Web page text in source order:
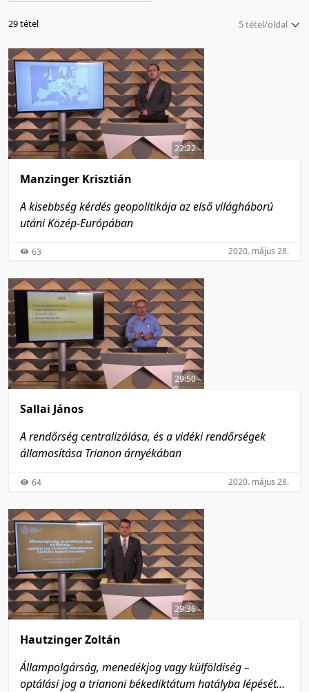
29 tétel
5 tétel/oldal
22:22
Manzinger Krisztián
A kisebbség kérdés geopolitikája az első világháború
utáni Közép-Európában
63 2020. május 28.
29:50
Sallai János
A rendőrség centralizálása, és a vidéki rendőrségek
államosítása Trianon árnyékában
64 2020. május 28.
29:36
Hautzinger Zoltán
Állampolgárság, menedékjog vagy külföldiség –
optálási jog a trianoni békediktátum hatályba lépését